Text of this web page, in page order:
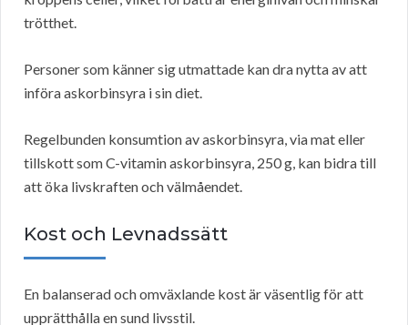
trötthet.
Personer som känner sig utmattade kan dra nytta av att
införa askorbinsyra i sin diet.
Regelbunden konsumtion av askorbinsyra, via mat eller
tillskott som C-vitamin askorbinsyra, 250 g, kan bidra till
att öka livskraften och välmåendet.
Kost och Levnadssätt
En balanserad och omväxlande kost är väsentlig för att
upprätthålla en sund livsstil.